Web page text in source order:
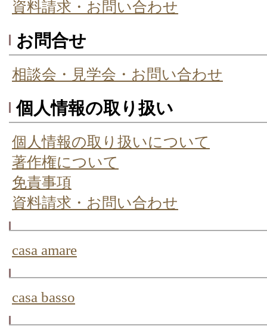
資料請求・お問い合わせ
お問合せ
相談会・見学会・お問い合わせ
個人情報の取り扱い
個人情報の取り扱いについて
著作権について
免責事項
資料請求・お問い合わせ
casa amare
casa basso